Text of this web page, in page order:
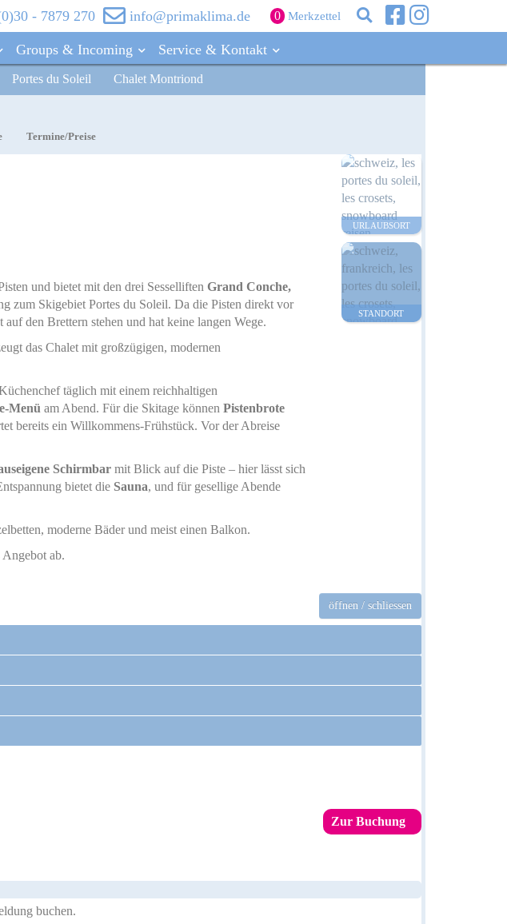
Search
Suche
0 Merkzettel
- 7879 270 info@primaklima.de
Kanada Skisafaris
Japan Skisafaris
Dolomiten Skisafaris
Skisafaris
Groups & Incoming Service & Kontakt
Portes du Soleil Chalet Montriond
Termine/Preise
und bietet mit den drei Sesselliften Grand Conche,
zum Skigebiet Portes du Soleil. Da die Pisten direkt vor
den Brettern stehen und hat keine langen Wege.
das Chalet mit großzügigen, modernen
täglich mit einem reichhaltigen
Menü am Abend. Für die Skitage können Pistenbrote
bereits ein Willkommens-Frühstück. Vor der Abreise
Schirmbar mit Blick auf die Piste – hier lässt sich
bietet die Sauna, und für gesellige Abende
moderne Bäder und meist einen Balkon.
ab.
URLAUBSORT
STANDORT
öffnen / schliessen
Zur Buchung
buchen.